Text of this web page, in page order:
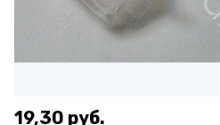
19,30 руб.